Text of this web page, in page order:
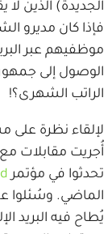
الجديدة) الذين لا
فإذا كان مديرو
موظفيهم عبر
الوصول إلى
الراتب الشهرى؟!
لإلقاء نظرة على
أُجريت مقابلات
تحدثوا في مؤتمر
يُطاح فيه البريد